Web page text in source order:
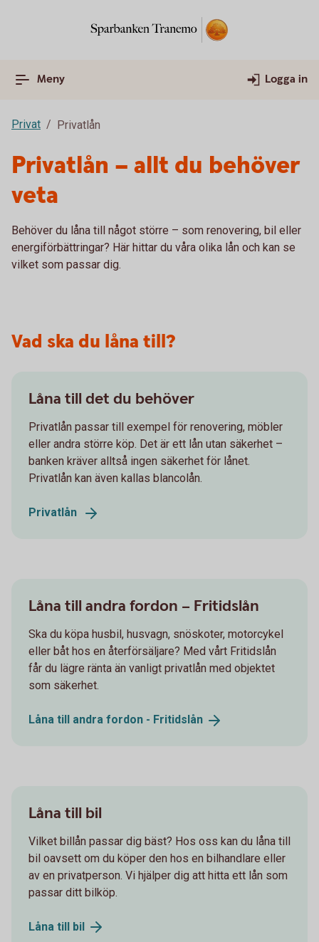
Meny Logga in
Privat Privatlån
Privatlån – allt du behöver
veta
Behöver du låna till något större – som renovering, bil eller
energiförbättringar? Här hittar du våra olika lån och kan se
vilket som passar dig.
Vad ska du låna till?
Låna till det du behöver
Privatlån passar till exempel för renovering, möbler
eller andra större köp. Det är ett lån utan säkerhet –
banken kräver alltså ingen säkerhet för lånet.
Privatlån kan även kallas blancolån.
Privatlån
Låna till andra fordon – Fritidslån
Ska du köpa husbil, husvagn, snöskoter, motorcykel
eller båt hos en återförsäljare? Med vårt Fritidslån
får du lägre ränta än vanligt privatlån med objektet
som säkerhet.
Låna till andra fordon - Fritidslån
Låna till bil
Vilket billån passar dig bäst? Hos oss kan du låna till
bil oavsett om du köper den hos en bilhandlare eller
av en privatperson. Vi hjälper dig att hitta ett lån som
passar ditt bilköp.
Låna till bil